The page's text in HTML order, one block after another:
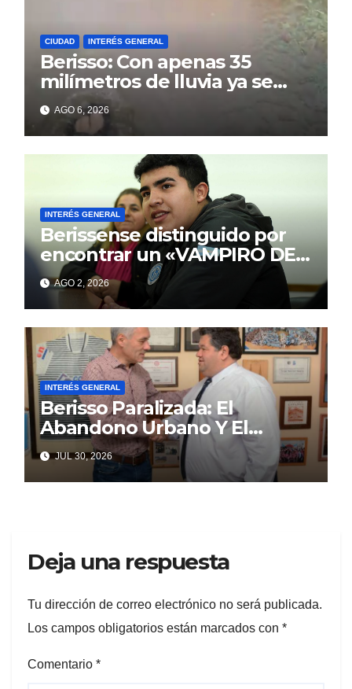
CIUDAD INTERÉS GENERAL
Berisso: Con apenas 35
milímetros de lluvia ya se
sienten los problemas
AGO 6, 2026
INTERÉS GENERAL
Berissense distinguido por
encontrar un «VAMPIRO DE
MAR»
AGO 2, 2026
INTERÉS GENERAL
Berisso Paralizada: El
Abandono Urbano Y El
Despilfarro Político Repiten
Una Vieja Historia De
Ineficiencia
JUL 30, 2026
Deja una respuesta
Tu dirección de correo electrónico no será publicada.
Los campos obligatorios están marcados con *
Comentario *